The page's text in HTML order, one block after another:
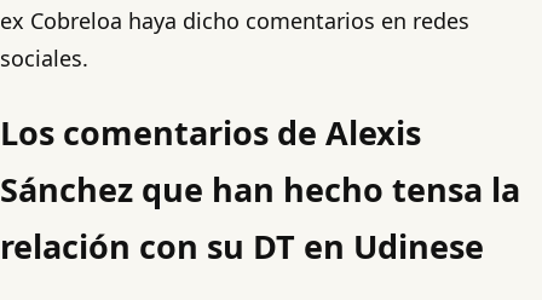
ex Cobreloa haya dicho comentarios en redes
sociales.
Los comentarios de Alexis
Sánchez que han hecho tensa la
relación con su DT en Udinese